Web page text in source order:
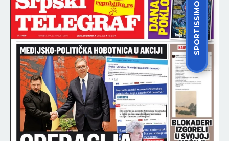
SPORTISSIMO